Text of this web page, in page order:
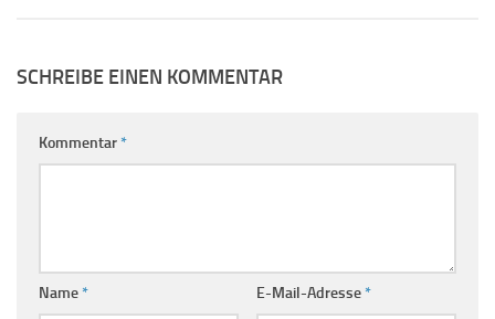
SCHREIBE EINEN KOMMENTAR
Kommentar*
Name* E-Mail-Adresse*